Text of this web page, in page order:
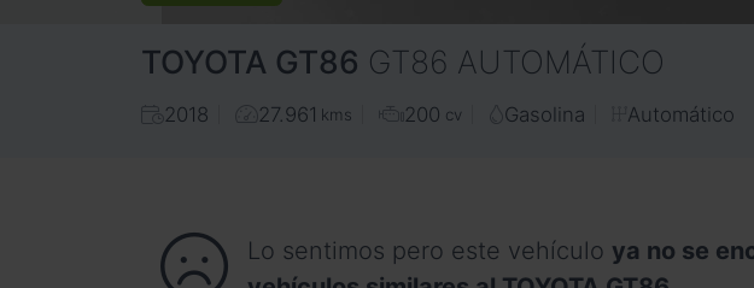
TOYOTA GT86 GT86 AUTOMÁTICO
2018 27.961 kms 200 cv Gasolina Automático
Lo sentimos pero este vehículo ya no se